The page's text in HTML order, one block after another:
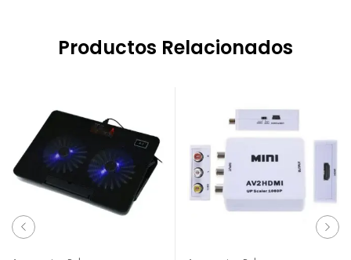
Productos Relacionados